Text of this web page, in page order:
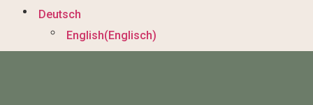
Deutsch
English(Englisch)